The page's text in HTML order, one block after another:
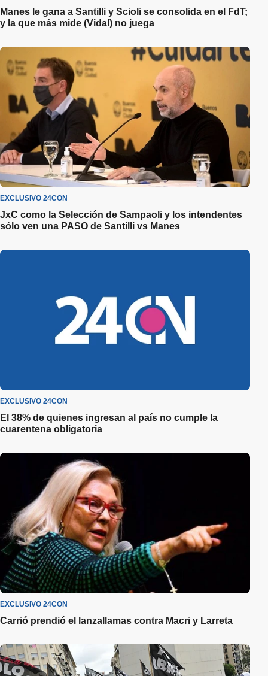
Manes le gana a Santilli y Scioli se consolida en el FdT;
y la que más mide (Vidal) no juega
EXCLUSIVO 24CON
JxC como la Selección de Sampaoli y los intendentes
sólo ven una PASO de Santilli vs Manes
EXCLUSIVO 24CON
El 38% de quienes ingresan al país no cumple la
cuarentena obligatoria
EXCLUSIVO 24CON
Carrió prendió el lanzallamas contra Macri y Larreta